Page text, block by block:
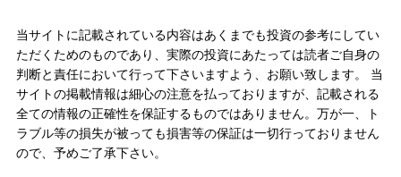
当サイトに記載されている内容はあくまでも投資の参考にしてい
ただくためのものであり、実際の投資にあたっては読者ご自身の
判断と責任において行って下さいますよう、お願い致します。 当
サイトの掲載情報は細心の注意を払っておりますが、記載される
全ての情報の正確性を保証するものではありません。万が一、ト
ラブル等の損失が被っても損害等の保証は一切行っておりません
ので、予めご了承下さい。